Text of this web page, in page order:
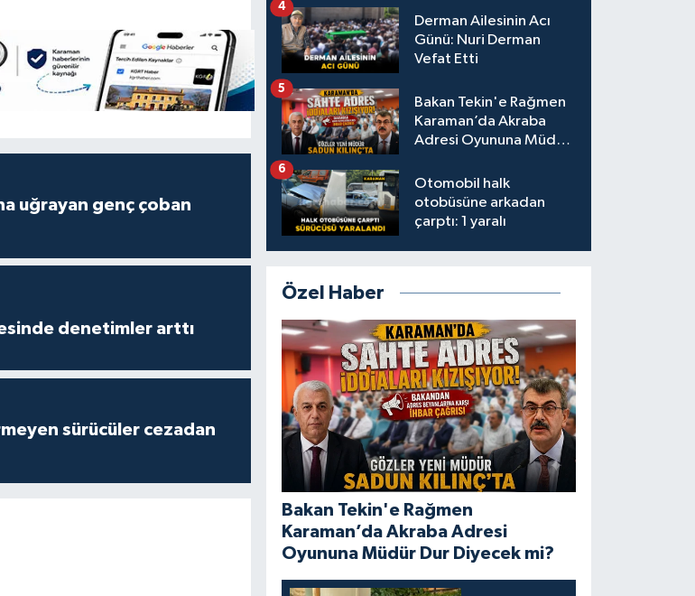
uğrayan genç çoban
denetimler arttı
sürücüler cezadan
Derman Ailesinin Acı
Günü: Nuri Derman
Vefat Etti
4
Bakan Tekin'e Rağmen
Karaman’da Akraba
Adresi Oyununa Müdür
5
Otomobil halk
otobüsüne arkadan
çarptı: 1 yaralı
6
Özel Haber
Bakan Tekin'e Rağmen
Karaman’da Akraba Adresi
Oyununa Müdür Dur Diyecek mi?